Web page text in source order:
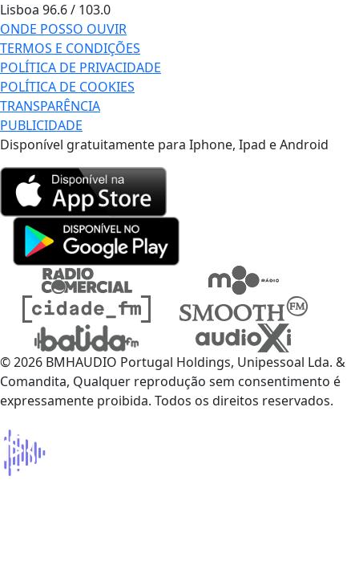
Lisboa 96.6 / 103.0
ONDE POSSO OUVIR
TERMOS E CONDIÇÕES
POLÍTICA DE PRIVACIDADE
POLÍTICA DE COOKIES
TRANSPARÊNCIA
PUBLICIDADE
Disponível gratuitamente para Iphone, Ipad e Android
© 2026 BMHAUDIO Portugal Holdings, Unipessoal Lda. &
Comandita, Qualquer reprodução sem consentimento é
expressamente proibida. Todos os direitos reservados.